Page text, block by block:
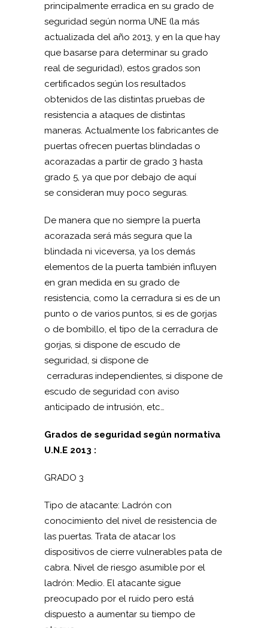
principalmente erradica en su grado de
seguridad según norma UNE (la más
actualizada del año 2013, y en la que hay
que basarse para determinar su grado
real de seguridad), estos grados son
certificados según los resultados
obtenidos de las distintas pruebas de
resistencia a ataques de distintas
maneras. Actualmente los fabricantes de
puertas ofrecen puertas blindadas o
acorazadas a partir de grado 3 hasta
grado 5, ya que por debajo de aquí
se consideran muy poco seguras.
De manera que no siempre la puerta
acorazada será más segura que la
blindada ni viceversa, ya los demás
elementos de la puerta también influyen
en gran medida en su grado de
resistencia, como la cerradura si es de un
punto o de varios puntos, si es de gorjas
o de bombillo, el tipo de la cerradura de
gorjas, si dispone de escudo de
seguridad, si dispone de
cerraduras independientes, si dispone de
escudo de seguridad con aviso
anticipado de intrusión, etc…
Grados de seguridad según normativa
U.N.E 2013 :
GRADO 3
Tipo de atacante: Ladrón con
conocimiento del nivel de resistencia de
las puertas. Trata de atacar los
dispositivos de cierre vulnerables pata de
cabra. Nivel de riesgo asumible por el
ladrón: Medio. El atacante sigue
preocupado por el ruido pero está
dispuesto a aumentar su tiempo de